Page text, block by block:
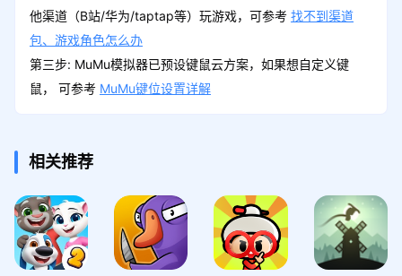
他渠道（B站/华为/taptap等）玩游戏，可参考 找不到渠道
包、游戏角色怎么办
第三步: MuMu模拟器已预设键鼠云方案，如果想自定义键
鼠， 可参考 MuMu键位设置详解
相关推荐